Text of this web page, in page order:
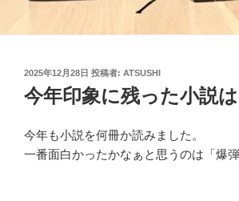
投
日:
2025年12月28日 投稿者: ATSUSHI
今年印象に残った小説は
今年も小説を何冊か読みました。
一番面白かったかなぁと思うのは「爆弾